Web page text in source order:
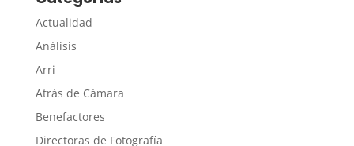
Actualidad
Análisis
Arri
Atrás de Cámara
Benefactores
Directoras de Fotografía